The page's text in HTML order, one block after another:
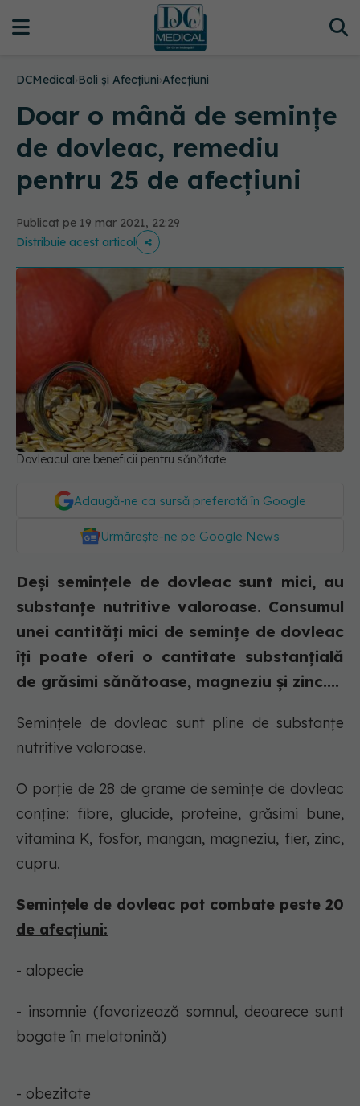
DCMedical›Boli și Afecțiuni›Afecțiuni
Doar o mână de semințe
de dovleac, remediu
pentru 25 de afecțiuni
Publicat pe 19 mar 2021, 22:29
Distribuie acest articol
Dovleacul are beneficii pentru sănătate
Adaugă-ne ca sursă preferată în Google
Urmărește-ne pe Google News
Deși semințele de dovleac sunt mici, au
substanțe nutritive valoroase. Consumul
unei cantități mici de semințe de dovleac
îți poate oferi o cantitate substanțială
de grăsimi sănătoase, magneziu și zinc....
Semințele de dovleac sunt pline de substanțe
nutritive valoroase.
O porție de 28 de grame de semințe de dovleac
conține: fibre, glucide, proteine, grăsimi bune,
vitamina K, fosfor, mangan, magneziu, fier, zinc,
cupru.
Semințele de dovleac pot combate peste 20
de afecțiuni:
- alopecie
- insomnie (favorizează somnul, deoarece sunt
bogate în melatonină)
- obezitate